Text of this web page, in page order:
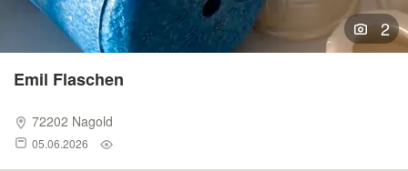
2
Emil Flaschen
72202 Nagold
05.06.2026